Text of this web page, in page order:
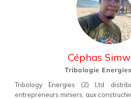
Céphas
Tribologie
Tribology Energies (Z) Ltd
entrepreneurs miniers, aux